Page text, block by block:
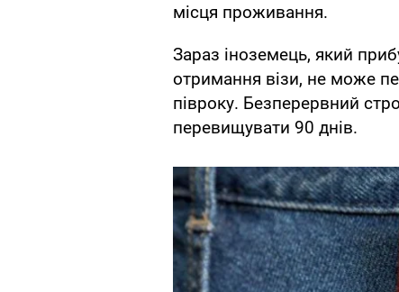
місця проживання.
Зараз іноземець, який
отримання візи, не може
півроку. Безперервний
перевищувати 90 днів.